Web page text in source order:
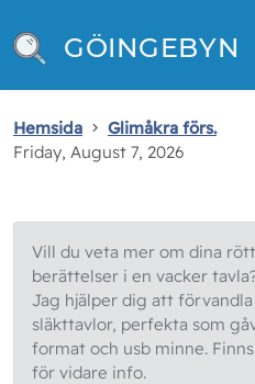
GÖINGEBYN
Hemsida
Glimåkra förs.
Friday, August 7, 2026
Vill du veta mer om dina
berättelser i en vacker
Jag hjälper dig att
släkttavlor, perfekta som
format och usb minne.
för vidare info.